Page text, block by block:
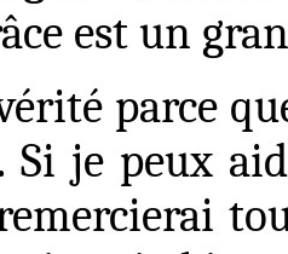
est un
parce
Si je peux